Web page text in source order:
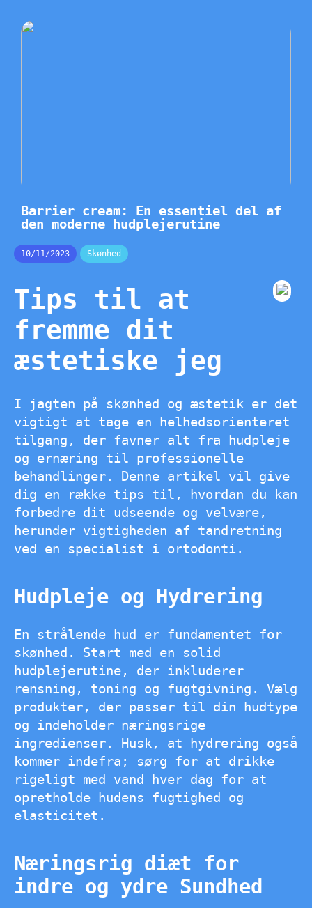
Barrier cream: En essentiel del af
den moderne hudplejerutine
10/11/2023 Skønhed
Tips til at
fremme dit
æstetiske jeg
I jagten på skønhed og æstetik er det
vigtigt at tage en helhedsorienteret
tilgang, der favner alt fra hudpleje
og ernæring til professionelle
behandlinger. Denne artikel vil give
dig en række tips til, hvordan du kan
forbedre dit udseende og velvære,
herunder vigtigheden af tandretning
ved en specialist i ortodonti.
Hudpleje og Hydrering
En strålende hud er fundamentet for
skønhed. Start med en solid
hudplejerutine, der inkluderer
rensning, toning og fugtgivning. Vælg
produkter, der passer til din hudtype
og indeholder næringsrige
ingredienser. Husk, at hydrering også
kommer indefra; sørg for at drikke
rigeligt med vand hver dag for at
opretholde hudens fugtighed og
elasticitet.
Næringsrig diæt for
indre og ydre Sundhed